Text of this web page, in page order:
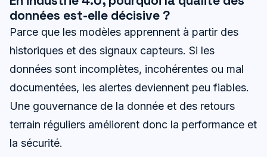
données est-elle décisive ?
Parce que les modèles apprennent à partir des
historiques et des signaux capteurs. Si les
données sont incomplètes, incohérentes ou mal
documentées, les alertes deviennent peu fiables.
Une gouvernance de la donnée et des retours
terrain réguliers améliorent donc la performance et
la sécurité.